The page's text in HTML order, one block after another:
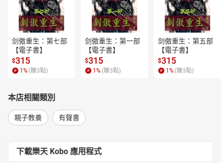
剑傲重生：第七部
【電子書】
$315
1 % (賺3點)
剑傲重生：第一部
【電子書】
$315
1 % (賺3點)
剑傲重生：第五部
【電子書】
$315
1 % (賺3點)
本店相關類別
親子教養 有聲書
下載樂天 Kobo 應用程式